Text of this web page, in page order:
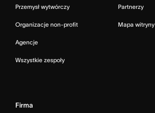
Przemysł wytwórczy
Organizacje non-profit
Agencje
Wszystkie zespoły
Partnerzy
Mapa witryny
Firma